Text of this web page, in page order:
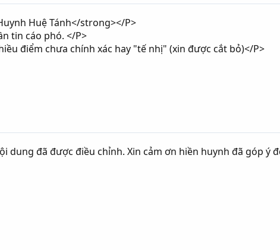
Huệ Tánh</strong></P>
tin cáo phó. </P>
điểm chưa chính xác hay "tế nhị" (xin được cắt bỏ)</P>
dung đã được điều chỉnh. Xin cảm ơn hiền huynh đã góp ý